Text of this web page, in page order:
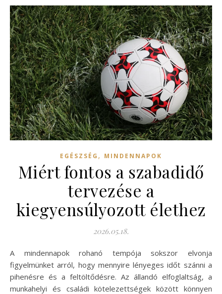
EGÉSZSÉG , MINDENNAPOK
Miért fontos a szabadidő
tervezése a
kiegyensúlyozott élethez
2026.05.18.
A mindennapok rohanó tempója sokszor elvonja
figyelmünket arról, hogy mennyire lényeges időt szánni a
pihenésre és a feltöltődésre. Az állandó elfoglaltság, a
munkahelyi és családi kötelezettségek között könnyen